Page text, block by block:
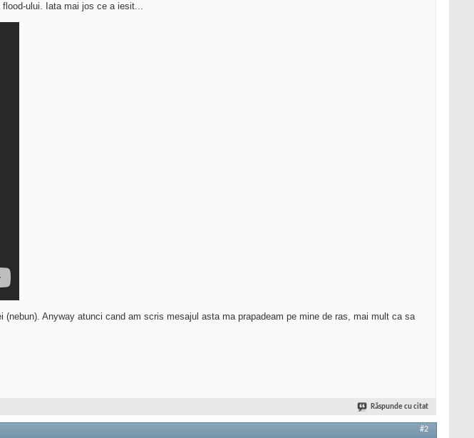
ului. Iata mai jos ce a iesit...
Anyway atunci cand am scris mesajul asta ma prapadeam pe mine de ras, mai mult ca sa
Răspunde cu citat
#2